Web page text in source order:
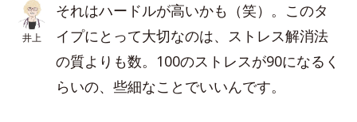
井上
それはハードルが高いかも（笑）。このタ
イプにとって大切なのは、ストレス解消法
の質よりも数。100のストレスが90になるく
らいの、些細なことでいいんです。